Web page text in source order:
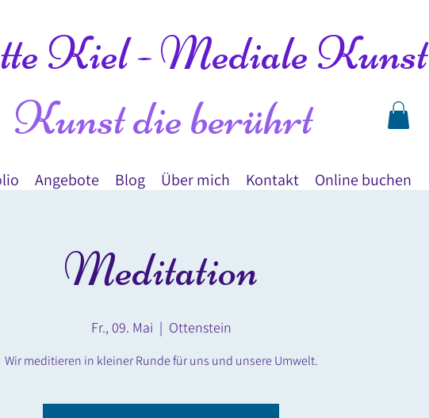
Kiel - Mediale Kunst
Kunst die berührt
Angebote Blog Über mich Kontakt Online buchen
Meditation
Fr., 09. Mai
  |
Ottenstein
Wir meditieren in kleiner Runde für uns und unsere Umwelt.